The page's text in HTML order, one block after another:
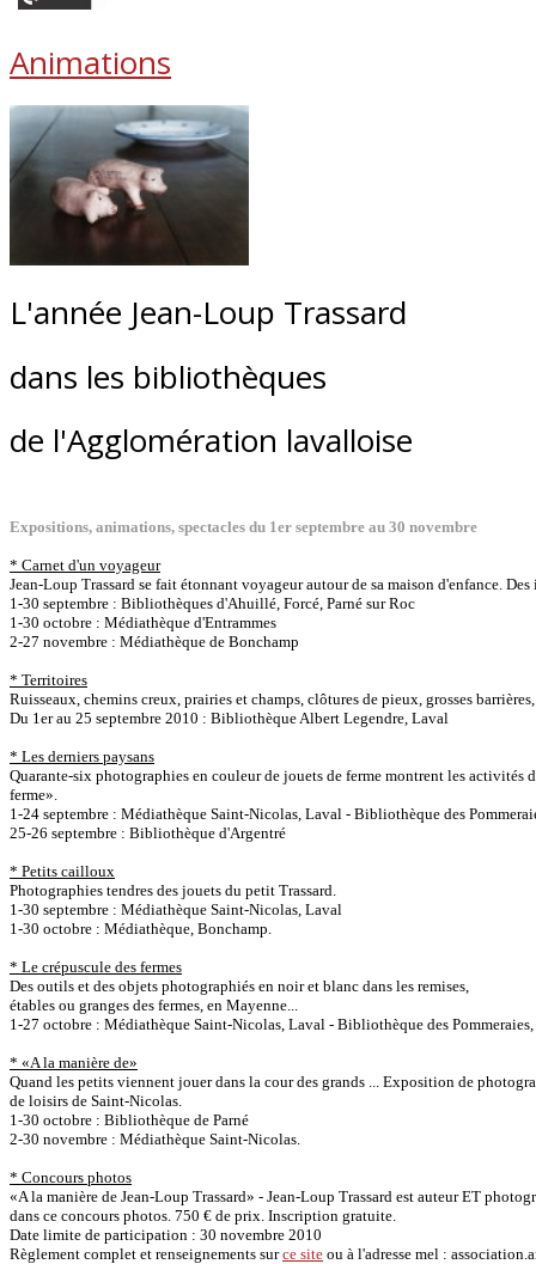
Animations
L'année Jean-Loup Trassard
dans les bibliothèques
de l'Agglomération lavalloise
Expositions, animations, spectacles du 1er septembre au 30 novembre
* Carnet d'un voyageur
Jean-Loup Trassard se fait étonnant voyageur autour de sa maison d'enfance.
1-30 septembre : Bibliothèques d'Ahuillé, Forcé, Parné sur Roc
1-30 octobre : Médiathèque d'Entrammes
2-27 novembre : Médiathèque de Bonchamp
* Territoires
Ruisseaux, chemins creux, prairies et champs, clôtures de pieux, grosses
Du 1er au 25 septembre 2010 : Bibliothèque Albert Legendre, Laval
* Les derniers paysans
Quarante-six photographies en couleur de jouets de ferme montrent les
ferme».
1-24 septembre : Médiathèque Saint-Nicolas, Laval - Bibliothèque des
25-26 septembre : Bibliothèque d'Argentré
* Petits cailloux
Photographies tendres des jouets du petit Trassard.
1-30 septembre : Médiathèque Saint-Nicolas, Laval
1-30 octobre : Médiathèque, Bonchamp.
* Le crépuscule des fermes
Des outils et des objets photographiés en noir et blanc dans les remises,
étables ou granges des fermes, en Mayenne...
1-27 octobre : Médiathèque Saint-Nicolas, Laval - Bibliothèque des
* «A la manière de»
Quand les petits viennent jouer dans la cour des grands ... Exposition de
de loisirs de Saint-Nicolas.
1-30 octobre : Bibliothèque de Parné
2-30 novembre : Médiathèque Saint-Nicolas.
* Concours photos
«A la manière de Jean-Loup Trassard» - Jean-Loup Trassard est auteur ET
dans ce concours photos. 750 € de prix. Inscription gratuite.
Date limite de participation : 30 novembre 2010
Règlement complet et renseignements surce site ou à l'adresse mel :